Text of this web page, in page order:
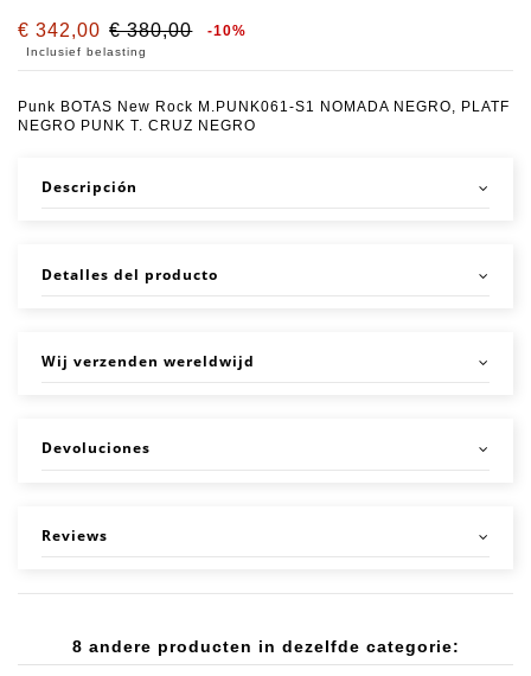
€ 342,00 € 380,00 -10%
Inclusief belasting
Punk BOTAS New Rock M.PUNK061-S1 NOMADA NEGRO, PLATF
NEGRO PUNK T. CRUZ NEGRO
Descripción
Detalles del producto
Wij verzenden wereldwijd
Devoluciones
Reviews
8 andere producten in dezelfde categorie: